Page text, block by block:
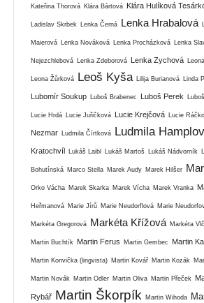
Kateřina Thorová Klára Bártová Klára Hulíková
Ladislav Skrbek Lenka Černá Lenka Hrabalová
Maierová Lenka Nováková Lenka Procházková Lenka
Nejezchlebová Lenka Zdeborová Lenka Zychová
Leona Žůrková Leoš Kyša Lilija Burianová Linda
Lubomír Soukup Luboš Brabenec Luboš Perek
Lucie Hrdá Lucie Juřičková Lucie Krejčová Lucie
Nezmar Ludmila Čírtková Ludmila
Kratochvíl Lukáš Laibl Lukáš Martoš Lukáš Nádvorník
Bohutínská Marco Stella Marek Audy Marek Hilšer
Orko Vácha Marek Skarka Marek Vícha Marek Vranka
Heřmanová Marie Jírů Marie Neudorflová Marie
Markéta Gregorová Markéta Křížová Markéta
Martin Buchtík Martin Ferus Martin Gembec Martin
Martin Konvička (lingvista) Martin Kovář Martin Kozák
Martin Novák Martin Odler Martin Oliva Martin Přeček
Rybář Martin Škorpík Martin Wihoda